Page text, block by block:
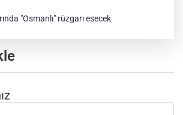
"Osmanlı" rüzgarı esecek